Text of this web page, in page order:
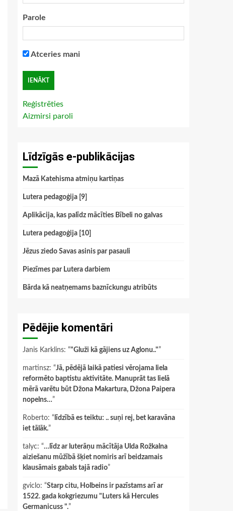
Parole
Atceries mani
Reģistrēties
Aizmirsi paroli
Līdzīgās e-publikācijas
Mazā Katehisma atmiņu kartiņas
Lutera pedagoģija [9]
Aplikācija, kas palīdz mācīties Bībeli no galvas
Lutera pedagoģija [10]
Jēzus ziedo Savas asinis par pasauli
Piezīmes par Lutera darbiem
Bārda kā neatņemams baznīckungu atribūts
Pēdējie komentāri
Janis Karklins: “"Gluži kā gājiens uz Aglonu.."”
martinsz: “Jā, pēdējā laikā patiesi vērojama liela
reformēto baptistu aktivitāte. Manuprāt tas lielā
mērā varētu būt Džona Makartura, Džona Paipera
nopelns…”
Roberto: “ līdzībā es teiktu: .. suņi rej, bet karavāna
iet tālāk.”
talyc: “…līdz ar luterāņu mācītāja Ulda Rožkalna
aiziešanu mūžībā šķiet nomiris arī beidzamais
klausāmais gabals tajā radio”
gviclo: “Starp citu, Holbeins ir pazīstams arī ar
1522. gada kokgriezumu "Luters kā Hercules
Germanicuss ".”